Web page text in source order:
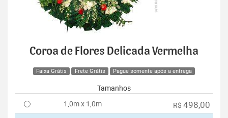
Coroa de Flores Delicada Vermelha
Faixa Grátis Frete Grátis Pague somente após a entrega
Tamanhos
1,0m x 1,0m
R$ 498,00